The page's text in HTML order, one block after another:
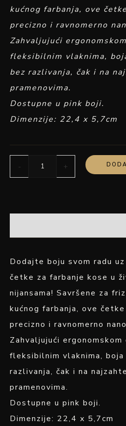
kućnog farbanja, ove
precizno i ravnomerno
Zahvaljujući
fleksibilnim vlaknima,
bez razlivanja, čak i na
pramenovima.
Dostupne u pink boji.
Dimenzije: 22,4 x 5,7cm
- +
Dodajte boju svom radu
četke za farbanje kose u
nijansama! Savršene za
kućnog farbanja, ove
precizno i ravnomerno
Zahvaljujući
fleksibilnim vlaknima,
razlivanja, čak i na
pramenovima.
Dostupne u pink boji.
Dimenzije: 22,4 x 5,7cm